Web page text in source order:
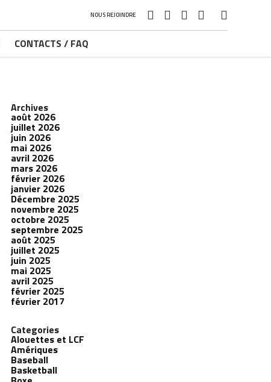
NOUS REJOINDRE
CONTACTS / FAQ
Archives
août 2026
juillet 2026
juin 2026
mai 2026
avril 2026
mars 2026
février 2026
janvier 2026
Décembre 2025
novembre 2025
octobre 2025
septembre 2025
août 2025
juillet 2025
juin 2025
mai 2025
avril 2025
février 2025
février 2017
Categories
Alouettes et LCF
Amériques
Baseball
Basketball